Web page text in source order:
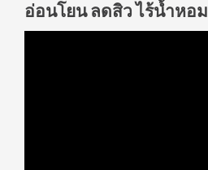
อ่อนโยน ลดสิว ไร้น้ำหอม